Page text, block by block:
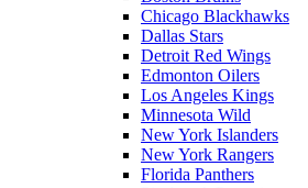
Chicago Blackhawks
Dallas Stars
Detroit Red Wings
Edmonton Oilers
Los Angeles Kings
Minnesota Wild
New York Islanders
New York Rangers
Florida Panthers